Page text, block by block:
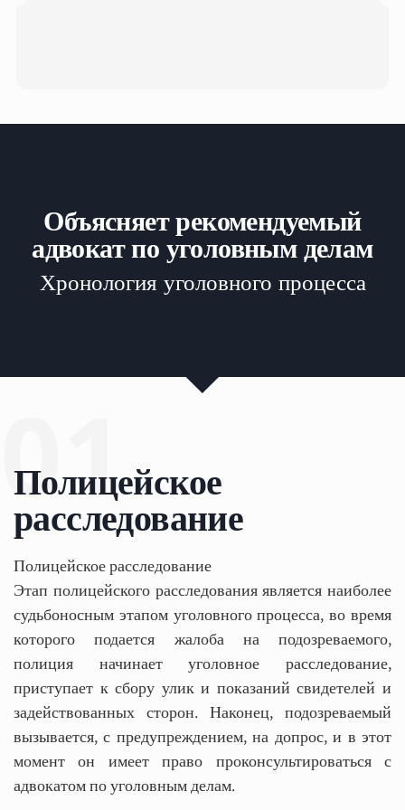
Объясняет рекомендуемый
адвокат по уголовным делам
Хронология уголовного процесса
01
Полицейское
расследование
Полицейское расследование
Этап полицейского расследования является наиболее
судьбоносным этапом уголовного процесса, во время
которого подается жалоба на подозреваемого,
полиция начинает уголовное расследование,
приступает к сбору улик и показаний свидетелей и
задействованных сторон. Наконец, подозреваемый
вызывается, с предупреждением, на допрос, и в этот
момент он имеет право проконсультироваться с
адвокатом по уголовным делам.